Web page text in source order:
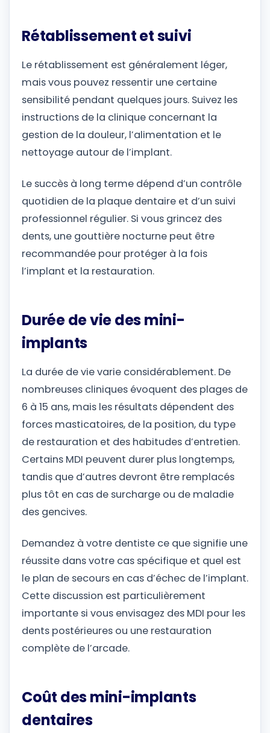
Rétablissement et suivi
Le rétablissement est généralement léger,
mais vous pouvez ressentir une certaine
sensibilité pendant quelques jours. Suivez les
instructions de la clinique concernant la
gestion de la douleur, l’alimentation et le
nettoyage autour de l’implant.
Le succès à long terme dépend d’un contrôle
quotidien de la plaque dentaire et d’un suivi
professionnel régulier. Si vous grincez des
dents, une gouttière nocturne peut être
recommandée pour protéger à la fois
l’implant et la restauration.
Durée de vie des mini-
implants
La durée de vie varie considérablement. De
nombreuses cliniques évoquent des plages de
6 à 15 ans, mais les résultats dépendent des
forces masticatoires, de la position, du type
de restauration et des habitudes d’entretien.
Certains MDI peuvent durer plus longtemps,
tandis que d’autres devront être remplacés
plus tôt en cas de surcharge ou de maladie
des gencives.
Demandez à votre dentiste ce que signifie une
réussite dans votre cas spécifique et quel est
le plan de secours en cas d’échec de l’implant.
Cette discussion est particulièrement
importante si vous envisagez des MDI pour les
dents postérieures ou une restauration
complète de l’arcade.
Coût des mini-implants
dentaires